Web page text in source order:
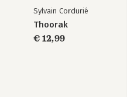
Sylvain Cordurié
Thoorak
€ 12,99